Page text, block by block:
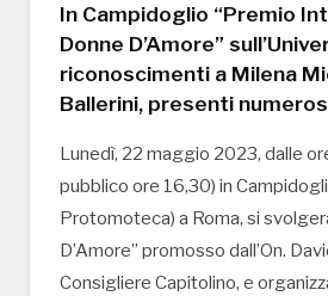
In Campidoglio “Premio
Donne D’Amore”
riconoscimenti a Milena
Ballerini, presenti
Lunedì, 22 maggio 2023, dalle
pubblico ore 16,30) in
Protomoteca) a Roma, si
D’Amore” promosso dall’On.
Consigliere Capitolino, e